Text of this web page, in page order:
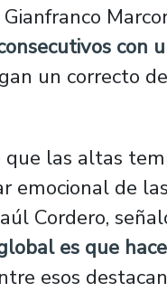
con
un correcto
que las altas
de
Cordero,
es que
esos